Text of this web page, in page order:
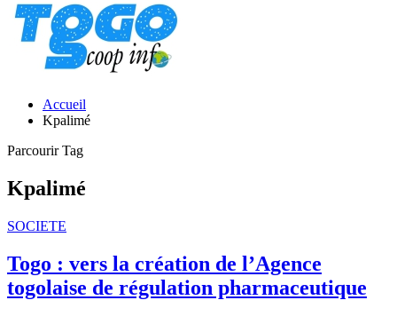
Accueil
Kpalimé
Parcourir Tag
Kpalimé
SOCIETE
Togo : vers la création de l’Agence
togolaise de régulation pharmaceutique